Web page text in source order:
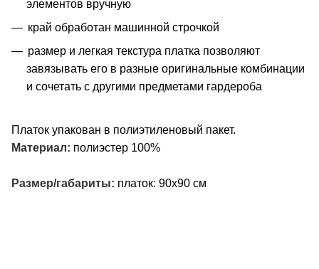
элементов вручную
край обработан машинной строчкой
размер и легкая текстура платка позволяют
завязывать его в разные оригинальные комбинации
и сочетать с другими предметами гардероба
Платок упакован в полиэтиленовый пакет.
Материал: полиэстер 100%
Размер/габариты: платок: 90х90 см